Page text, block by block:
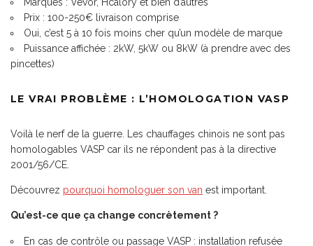
Prix : 100-250€ livraison comprise
Oui, c’est 5 à 10 fois moins cher qu’un modèle de marque
Puissance affichée : 2kW, 5kW ou 8kW (à prendre avec des
pincettes)
LE VRAI PROBLÈME : L’HOMOLOGATION VASP
Voilà le nerf de la guerre. Les chauffages chinois ne sont pas
homologables VASP car ils ne répondent pas à la directive
2001/56/CE.
Découvrez pourquoi homologuer son van est important.
Qu’est-ce que ça change concrètement ?
En cas de contrôle ou passage VASP : installation refusée